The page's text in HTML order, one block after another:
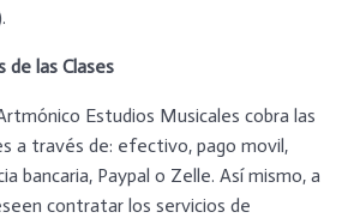
de las Clases
Estudios Musicales cobra las
a través de: efectivo, pago movil,
bancaria, Paypal o Zelle. Así mismo, a
contratar los servicios de